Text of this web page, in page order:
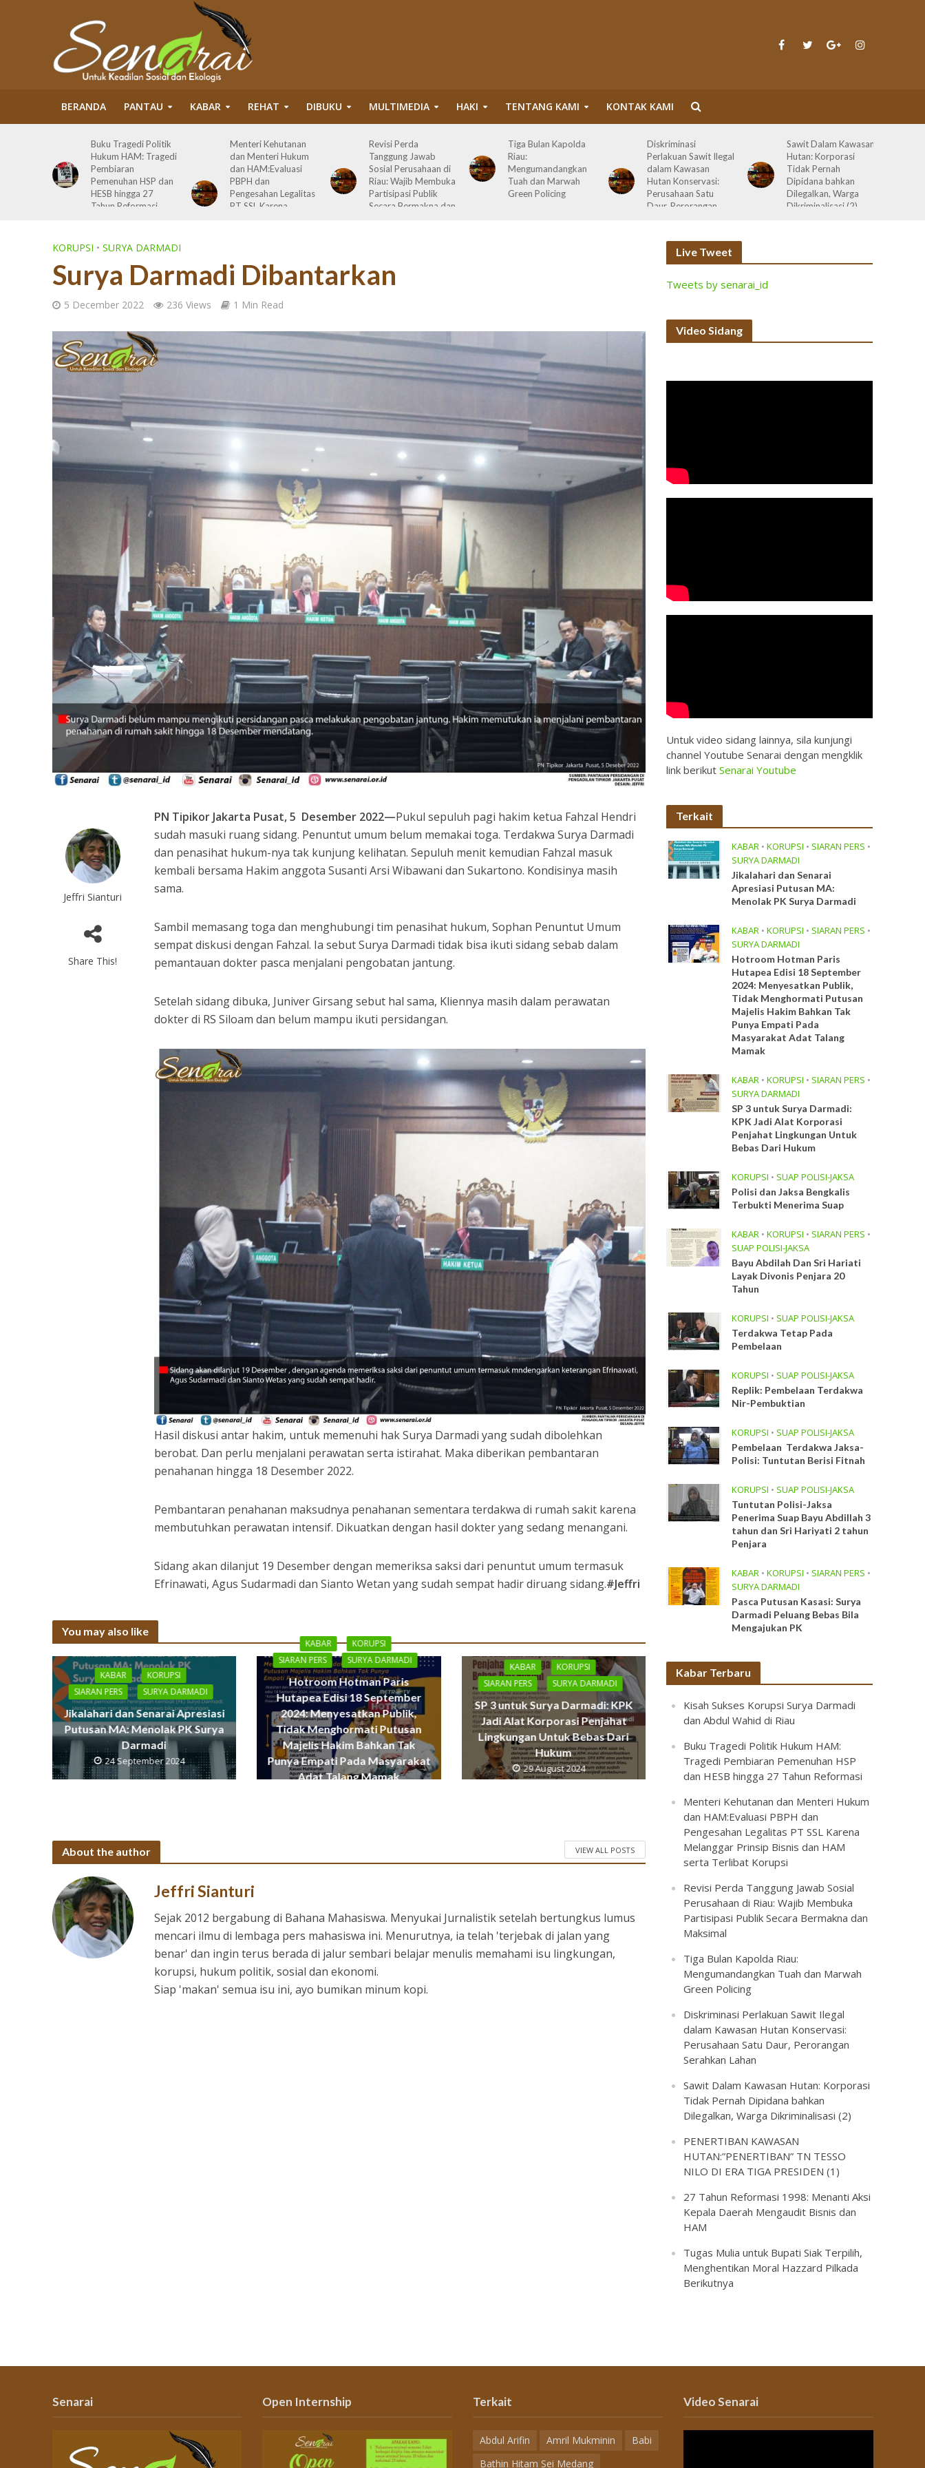
BERANDA PANTAU KABAR REHAT DIBUKU MULTIMEDIA HAKI TENTANG KAMI KONTAK KAMI
Menteri Kehutanan
dan Menteri Hukum
dan HAM:Evaluasi
PBPH dan
Pengesahan Legalitas
PT SSL Karena
Terlibat Korupsi
Revisi Perda
Tanggung Jawab
Sosial Perusahaan di
Riau: Wajib Membuka
Partisipasi Publik
Secara Bermakna dan
Tiga Bulan Kapolda
Riau:
Mengumandangkan
Tuah dan Marwah
Green Policing
Diskriminasi
Perlakuan Sawit Ilegal
dalam Kawasan
Hutan Konservasi:
Perusahaan Satu
Sawit Dalam Kawasan
Hutan: Korporasi
Tidak Pernah
Dipidana bahkan
Dilegalkan, Warga
Dikriminalisasi (2)
PENERTIBAN
KAWASAN
HUTAN:”PENERTIBA
N” TN TESSO NILO DI
ERA TIGA PRESIDEN
(1)
KORUPSI • SURYA DARMADI
Surya Darmadi Dibantarkan
5 December 2022 236 Views 1 Min Read
Jeffri Sianturi
Share This!
PN Tipikor Jakarta Pusat, 5 Desember 2022—Pukul sepuluh pagi hakim ketua Fahzal Hendri
sudah masuki ruang sidang. Penuntut umum belum memakai toga. Terdakwa Surya Darmadi
dan penasihat hukum-nya tak kunjung kelihatan. Sepuluh menit kemudian Fahzal masuk
kembali bersama Hakim anggota Susanti Arsi Wibawani dan Sukartono. Kondisinya masih
sama.
Sambil memasang toga dan menghubungi tim penasihat hukum, Sophan Penuntut Umum
sempat diskusi dengan Fahzal. Ia sebut Surya Darmadi tidak bisa ikuti sidang sebab dalam
pemantauan dokter pasca menjalani pengobatan jantung.
Setelah sidang dibuka, Juniver Girsang sebut hal sama, Kliennya masih dalam perawatan
dokter di RS Siloam dan belum mampu ikuti persidangan.
Hasil diskusi antar hakim, untuk memenuhi hak Surya Darmadi yang sudah dibolehkan
berobat. Dan perlu menjalani perawatan serta istirahat. Maka diberikan pembantaran
penahanan hingga 18 Desember 2022.
Pembantaran penahanan maksudnya penahanan sementara terdakwa di rumah sakit karena
membutuhkan perawatan intensif. Dikuatkan dengan hasil dokter yang sedang menangani.
Sidang akan dilanjut 19 Desember dengan memeriksa saksi dari penuntut umum termasuk
Efrinawati, Agus Sudarmadi dan Sianto Wetan yang sudah sempat hadir diruang sidang.#Jeffri
You may also like
KABAR
KORUPSI
SIARAN PERS
SURYA DARMADI
Jikalahari dan Senarai Apresiasi
Putusan MA: Menolak PK Surya
Darmadi
24 September 2024
KABAR
KORUPSI
SIARAN PERS
SURYA DARMADI
Hotroom Hotman Paris
Hutapea Edisi 18 September
2024: Menyesatkan Publik,
Tidak Menghormati Putusan
Majelis Hakim Bahkan Tak
Punya Empati Pada Masyarakat
Adat Talang Mamak
KABAR
KORUPSI
SIARAN PERS
SURYA DARMADI
SP 3 untuk Surya Darmadi: KPK
Jadi Alat Korporasi Penjahat
Lingkungan Untuk Bebas Dari
Hukum
29 August 2024
About the author VIEW ALL POSTS
Jeffri Sianturi
Sejak 2012 bergabung di Bahana Mahasiswa. Menyukai Jurnalistik setelah bertungkus lumus
mencari ilmu di lembaga pers mahasiswa ini. Menurutnya, ia telah 'terjebak di jalan yang
benar' dan ingin terus berada di jalur sembari belajar menulis memahami isu lingkungan,
korupsi, hukum politik, sosial dan ekonomi.
Siap 'makan' semua isu ini, ayo bumikan minum kopi.
Live Tweet
Tweets by senarai_id
Video Sidang
Untuk video sidang lainnya, sila kunjungi
channel Youtube Senarai dengan mengklik
link berikutSenarai Youtube
Terkait
KABAR • KORUPSI • SIARAN PERS •
SURYA DARMADI
Jikalahari dan Senarai
Apresiasi Putusan MA:
Menolak PK Surya Darmadi
KABAR • KORUPSI • SIARAN PERS •
SURYA DARMADI
Hotroom Hotman Paris
Hutapea Edisi 18 September
2024: Menyesatkan Publik,
Tidak Menghormati Putusan
Majelis Hakim Bahkan Tak
Punya Empati Pada
Masyarakat Adat Talang
Mamak
KABAR • KORUPSI • SIARAN PERS •
SURYA DARMADI
SP 3 untuk Surya Darmadi:
KPK Jadi Alat Korporasi
Penjahat Lingkungan Untuk
Bebas Dari Hukum
KORUPSI • SUAP POLISI-JAKSA
Polisi dan Jaksa Bengkalis
Terbukti Menerima Suap
KABAR • KORUPSI • SIARAN PERS •
SUAP POLISI-JAKSA
Bayu Abdilah Dan Sri Hariati
Layak Divonis Penjara 20
Tahun
KORUPSI • SUAP POLISI-JAKSA
Terdakwa Tetap Pada
Pembelaan
KORUPSI • SUAP POLISI-JAKSA
Replik: Pembelaan Terdakwa
Nir-Pembuktian
KORUPSI • SUAP POLISI-JAKSA
Pembelaan Terdakwa Jaksa-
Polisi: Tuntutan Berisi Fitnah
KORUPSI • SUAP POLISI-JAKSA
Tuntutan Polisi-Jaksa
Penerima Suap Bayu Abdillah 3
tahun dan Sri Hariyati 2 tahun
Penjara
KABAR • KORUPSI • SIARAN PERS •
SURYA DARMADI
Pasca Putusan Kasasi: Surya
Darmadi Peluang Bebas Bila
Mengajukan PK
Kabar Terbaru
Kisah Sukses Korupsi Surya Darmadi
dan Abdul Wahid di Riau
Buku Tragedi Politik Hukum HAM:
Tragedi Pembiaran Pemenuhan HSP
dan HESB hingga 27 Tahun Reformasi
Menteri Kehutanan dan Menteri Hukum
dan HAM:Evaluasi PBPH dan
Pengesahan Legalitas PT SSL Karena
Melanggar Prinsip Bisnis dan HAM
serta Terlibat Korupsi
Revisi Perda Tanggung Jawab Sosial
Perusahaan di Riau: Wajib Membuka
Partisipasi Publik Secara Bermakna dan
Maksimal
Tiga Bulan Kapolda Riau:
Mengumandangkan Tuah dan Marwah
Green Policing
Diskriminasi Perlakuan Sawit Ilegal
dalam Kawasan Hutan Konservasi:
Perusahaan Satu Daur, Perorangan
Serahkan Lahan
Sawit Dalam Kawasan Hutan: Korporasi
Tidak Pernah Dipidana bahkan
Dilegalkan, Warga Dikriminalisasi (2)
PENERTIBAN KAWASAN
HUTAN:”PENERTIBAN” TN TESSO
NILO DI ERA TIGA PRESIDEN (1)
27 Tahun Reformasi 1998: Menanti Aksi
Kepala Daerah Mengaudit Bisnis dan
HAM
Tugas Mulia untuk Bupati Siak Terpilih,
Menghentikan Moral Hazzard Pilkada
Berikutnya
Senarai Open Internship Terkait
Abdul Arifin Amril Mukminin
Babi
Bathin Hitam Sei Medang
Video Senarai